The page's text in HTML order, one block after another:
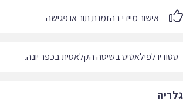
אישור מיידי בהזמנת תור או פגישה
לפילאטיס בשיטה הקלאסית בכפר יונה.